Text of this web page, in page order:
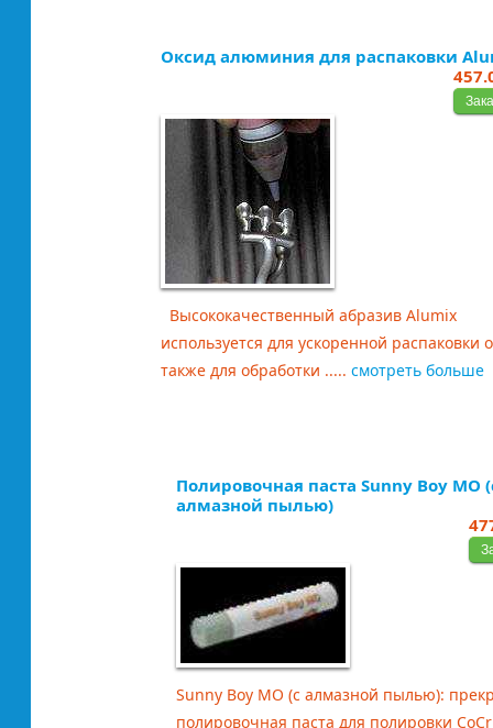
Оксид алюминия для распаковки
Высококачественный абразив Alumix
используется для ускоренной распаковки
также для обработки ..... смотреть больше
Полировочная паста Sunny Boy MO
алмазной пылью)
Sunny Boy MO (c алмазной пылью):
полировочная паста для полировки